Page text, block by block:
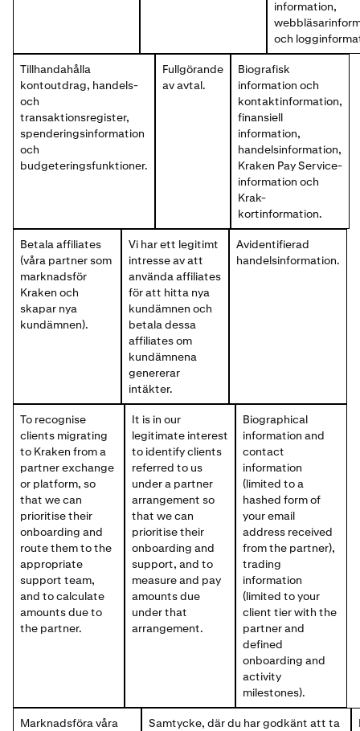
information,
och
Tillhandahålla
kontoutdrag, handels-
och
transaktionsregister,
spenderingsinformation
och
budgeteringsfunktioner.
Fullgörande
av avtal.
Biografisk
information och
kontaktinformation,
finansiell
information,
handelsinformation,
Kraken Pay Service-
information och
Krak-
kortinformation.
Betala affiliates
(våra partner som
marknadsför
Kraken och
skapar nya
kundämnen).
Vi har ett legitimt
intresse av att
använda affiliates
för att hitta nya
kundämnen och
betala dessa
affiliates om
kundämnena
genererar
intäkter.
Avidentifierad
handelsinformation.
To recognise
clients migrating
to Kraken from a
partner exchange
or platform, so
that we can
prioritise their
onboarding and
route them to the
appropriate
support team,
and to calculate
amounts due to
the partner.
It is in our
legitimate interest
to identify clients
referred to us
under a partner
arrangement so
that we can
prioritise their
onboarding and
support, and to
measure and pay
amounts due
under that
arrangement.
Biographical
information and
contact
information
(limited to a
hashed form of
your email
address received
from the partner),
trading
information
(limited to your
client tier with the
partner and
defined
onboarding and
activity
milestones).
Marknadsföra våra
Samtycke, där du har godkänt att ta